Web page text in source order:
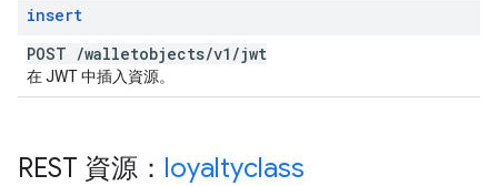
insert
POST /walletobjects/v1 /jwt
在 JWT 中插入資源。
REST 資源： loyaltyclass